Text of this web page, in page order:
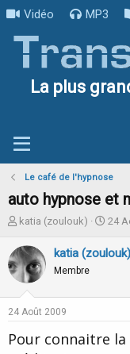
Vidéo MP3
La plus
Le café de l'hypnose
auto hypnose et
I
i
t
u
katia (zoulouk)
D
t
b
24
katia (zoulouk)
Membre
24 Août 2009
Pour connaitre